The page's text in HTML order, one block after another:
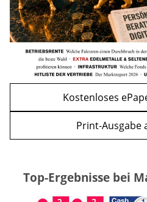
Kostenloses
Print-Ausgabe
Top-Ergebnisse bei